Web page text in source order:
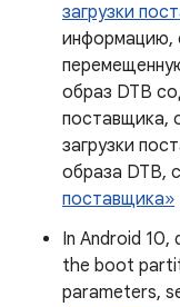
загрузки
информацию,
образ DTB
поставщика,
загрузки
образа DTB,
поставщика»
In Android 10,
the boot
parameters,